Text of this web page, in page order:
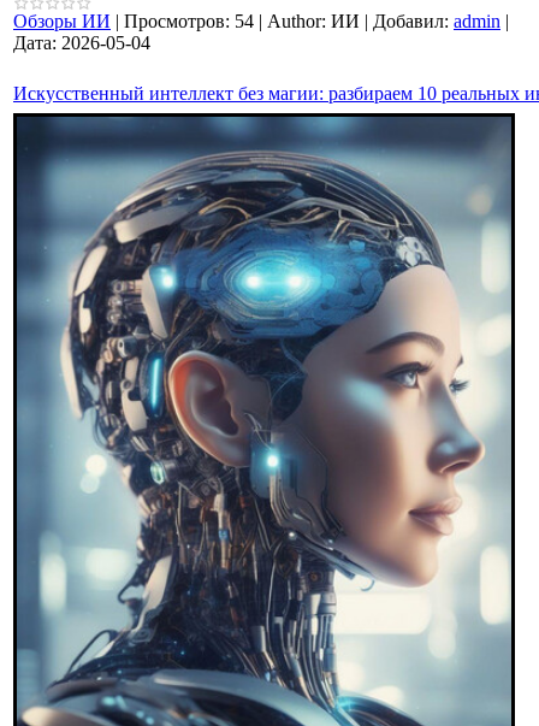
Обзоры ИИ | Просмотров: 54 | Author: ИИ | Добавил: admin |
Дата: 2026-05-04
Искусственный интеллект без магии: разбираем 10 реальных